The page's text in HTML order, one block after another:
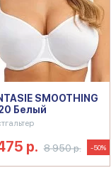
SMOOTHING
Белый
р. 8 950 р. -50%